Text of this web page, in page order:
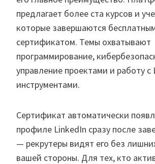
предлагает более ста курсов и
которые завершаются
сертификатом. Темы охватывают
программирование,
управление проектами и работу
инструментами.
Сертификат автоматически
профиле LinkedIn сразу после
— рекрутеры видят его без
вашей стороны. Для тех, кто